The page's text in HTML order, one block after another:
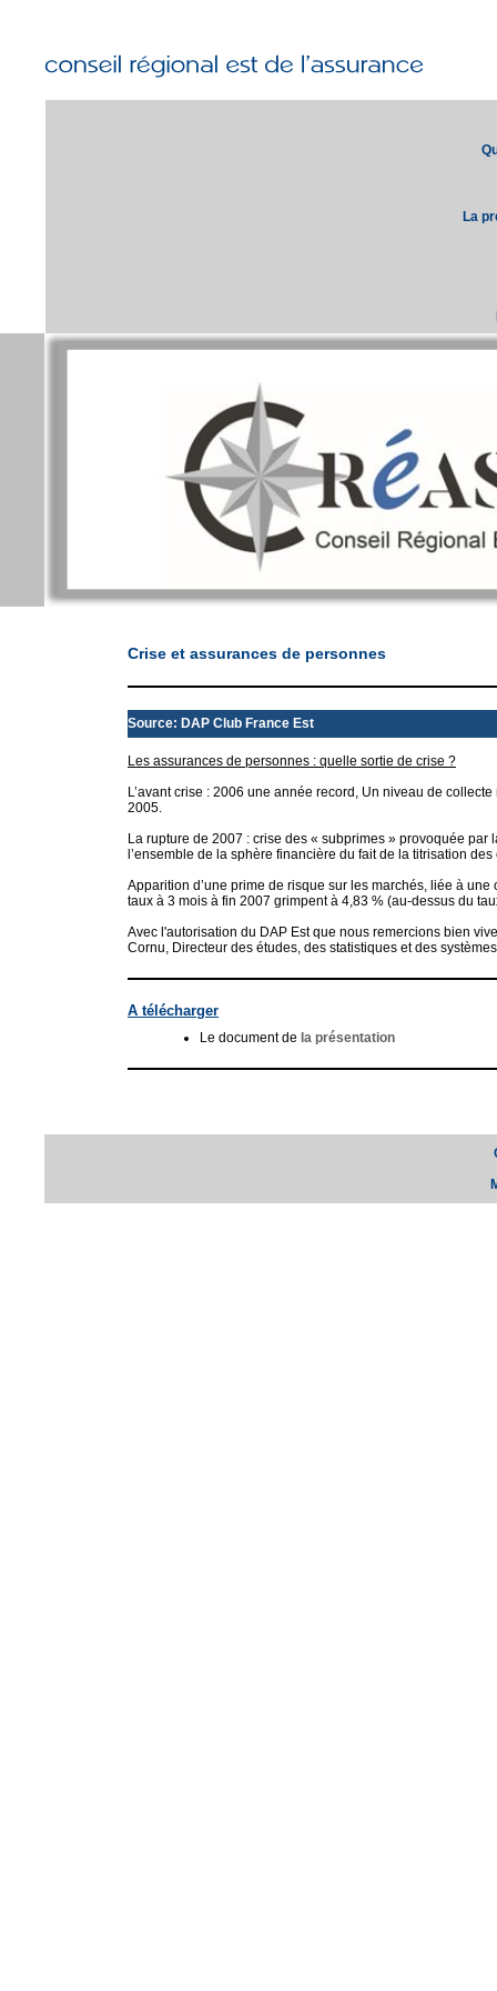
La
Crise et assurances de personnes
Source: DAP Club France Est
Les assurances de personnes : quelle sortie de crise ?
L’avant crise : 2006 une année record, Un niveau de
2005.
La rupture de 2007 : crise des « subprimes » provoquée
l’ensemble de la sphère financière du fait de la titrisation des
Apparition d’une prime de risque sur les marchés, liée à
taux à 3 mois à fin 2007 grimpent à 4,83 % (au-dessus du
Avec l'autorisation du DAP Est que nous remercions bien
Cornu, Directeur des études, des statistiques et des
A télécharger
Le document de la présentation